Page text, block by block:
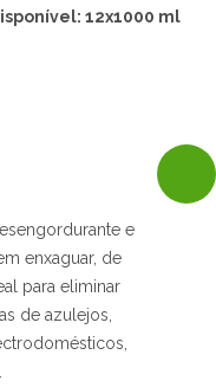
12x1000 ml
e
enxaguar, de
para eliminar
de azulejos,